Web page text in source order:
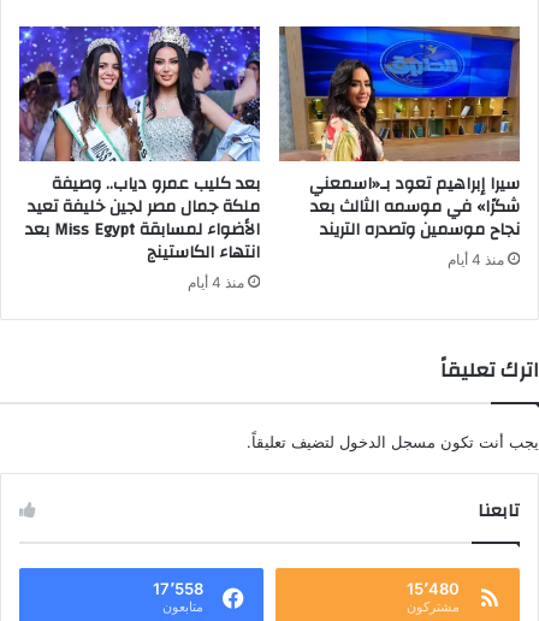
سيرا إبراهيم تعود بـ«اسمعني
شكرًا» في موسمه الثالث بعد
نجاح موسمين وتصدره التريند
منذ 4 أيام
بعد كليب عمرو دياب.. وصيفة
ملكة جمال مصر لجين خليفة تعيد
الأضواء لمسابقة Miss Egypt بعد
انتهاء الكاستينج
منذ 4 أيام
اترك تعليقاً
يجب أنت تكون مسجل الدخول لتضيف تعليقاً.
تابعنا
15٬480
مشتركون
17٬558
متابعون